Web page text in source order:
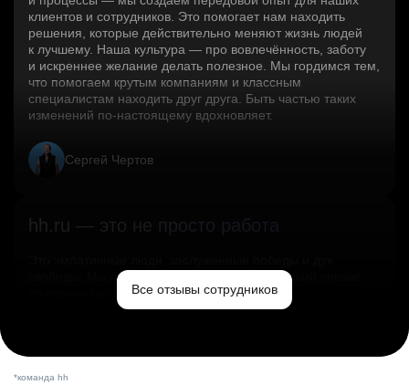
клиентов и сотрудников. Это помогает нам находить
решения, которые действительно меняют жизнь людей
к лучшему. Наша культура — про вовлечённость, заботу
и искреннее желание делать полезное. Мы гордимся тем,
что помогаем крутым компаниям и классным
специалистам находить друг друга. Быть частью таких
изменений по‑настоящему вдохновляет.
Сергей Чертов
hh.ru — это не просто работа
свободы. Мы помогаем миру и создаём лучший сервис
по поиску работы в стране.Все отзывы сотрудников
*команда hh